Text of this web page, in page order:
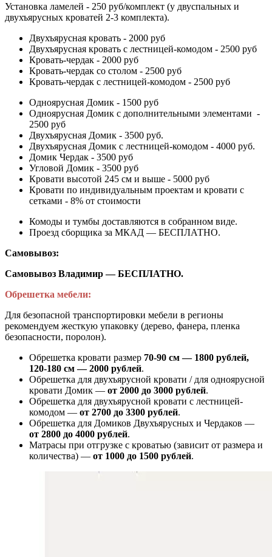
Установка ламелей - 250 руб/комплект (у двуспальных и
двухъярусных кроватей 2-3 комплекта).
Двухъярусная кровать - 2000 руб
Двухъярусная кровать с лестницей-комодом - 2500 руб
Кровать-чердак - 2000 руб
Кровать-чердак со столом - 2500 руб
Кровать-чердак с лестницей-комодом - 2500 руб
Одноярусная Домик - 1500 руб
Одноярусная Домик с дополнительными элементами -
2500 руб
Двухъярусная Домик - 3500 руб.
Двухъярусная Домик с лестницей-комодом - 4000 руб.
Домик Чердак - 3500 руб
Угловой Домик - 3500 руб
Кровати высотой 245 см и выше - 5000 руб
Кровати по индивидуальным проектам и кровати с
сетками - 8% от стоимости
Комоды и тумбы доставляются в собранном виде.
Проезд сборщика за МКАД — БЕСПЛАТНО.
Самовывоз:
Самовывоз Владимир — БЕСПЛАТНО.
Обрешетка мебели:
Для безопасной транспортировки мебели в регионы
рекомендуем жесткую упаковку (дерево, фанера, пленка
безопасности, поролон).
Обрешетка кровати размер 70-90 см — 1800 рублей,
120-180 см — 2000 рублей.
Обрешетка для двухъярусной кровати / для одноярусной
кровати Домик — от 2000 до 3000 рублей.
Обрешетка для двухъярусной кровати с лестницей-
комодом — от 2700 до 3300 рублей.
Обрешетка для Домиков Двухъярусных и Чердаков —
от 2800 до 4000 рублей.
Матрасы при отгрузке с кроватью (зависит от размера и
количества) — от 1000 до 1500 рублей.